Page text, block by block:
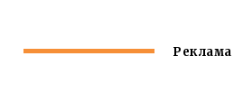
Реклама